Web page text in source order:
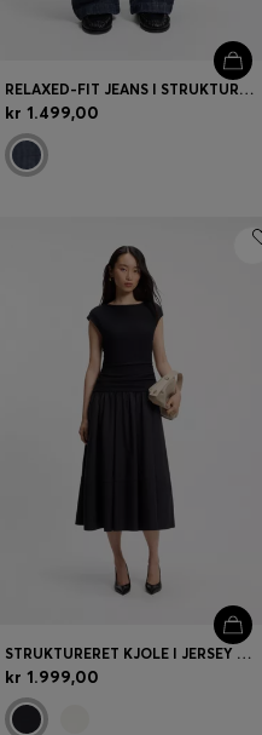
RELAXED-FIT JEANS I STRUKTURERET DENIM MED ÅBEN VÆVNING
kr 1.499,00
STRUKTURERET KJOLE I JERSEY MED POPLIN-SKØRT
kr 1.999,00